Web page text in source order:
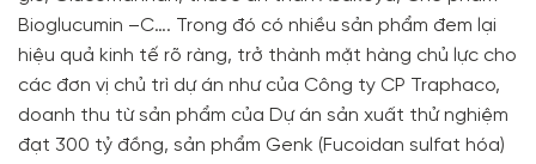
Bioglucumin –C…. Trong đó có nhiều sản phẩm đem lại
hiệu quả kinh tế rõ ràng, trở thành mặt hàng chủ lực cho
các đơn vị chủ trì dự án như của Công ty CP Traphaco,
doanh thu từ sản phẩm của Dự án sản xuất thử nghiệm
đạt 300 tỷ đồng, sản phẩm Genk (Fucoidan sulfat hóa)